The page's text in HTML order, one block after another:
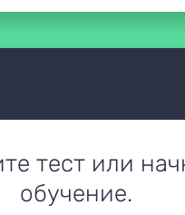
тест или
обучение.